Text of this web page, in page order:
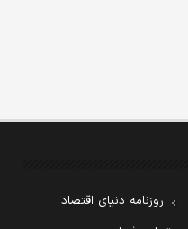
روزنامه دنیای اقتصاد